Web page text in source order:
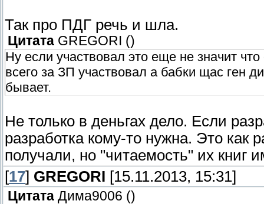
Так про ПДГ речь и шла.
Цитата GREGORI ()
Ну если участвовал это еще не значит
всего за ЗП участвовал а бабки щас ген
бывает.
Не только в деньгах дело. Если
разработка кому-то нужна. Это как
получали, но "читаемость" их книг
[17] GREGORI [15.11.2013, 15:31]
Цитата Дима9006 ()